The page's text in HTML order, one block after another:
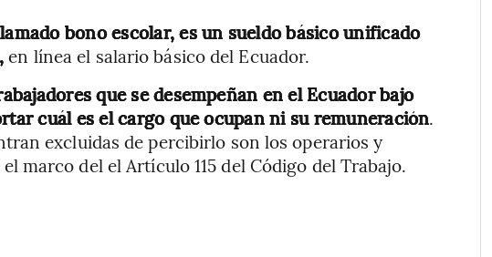
bono escolar, es un sueldo básico unificado
en línea el salario básico del Ecuador.
que se desempeñan en el Ecuador bajo
cuál es el cargo que ocupan ni su remuneración.
excluidas de percibirlo son los operarios y
marco del el Artículo 115 del Código del Trabajo.